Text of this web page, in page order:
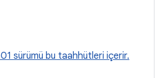
sürümü bu taahhütleri içerir.